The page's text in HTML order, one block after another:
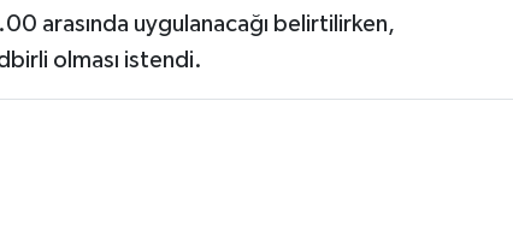
arasında uygulanacağı belirtilirken,
olması istendi.